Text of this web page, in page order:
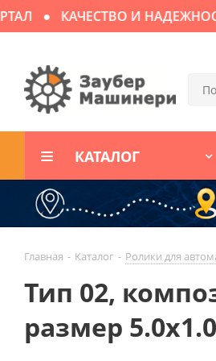
КАЧЕСТВО И НАДЕЖНОСТЬ
КАТАЛОГ
Главная - Каталог - Ролики для
Тип 02,
размер